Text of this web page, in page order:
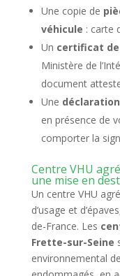
Une copie de
véhicule : carte
Un certificat
Ministère de
document
Une
en présence de
comporter la
Centre VHU
une mise en
Un centre VHU
d’usage et
de-France. Les
Frette-sur-Seine
environnemental